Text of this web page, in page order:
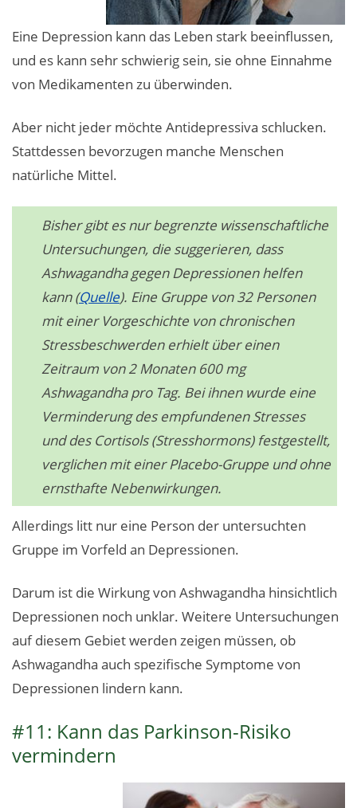
Eine Depression kann das Leben stark beeinflussen,
und es kann sehr schwierig sein, sie ohne Einnahme
von Medikamenten zu überwinden.
Aber nicht jeder möchte Antidepressiva schlucken.
Stattdessen bevorzugen manche Menschen
natürliche Mittel.
Bisher gibt es nur begrenzte wissenschaftliche
Untersuchungen, die suggerieren, dass
Ashwagandha gegen Depressionen helfen
kann (Quelle). Eine Gruppe von 32 Personen
mit einer Vorgeschichte von chronischen
Stressbeschwerden erhielt über einen
Zeitraum von 2 Monaten 600 mg
Ashwagandha pro Tag. Bei ihnen wurde eine
Verminderung des empfundenen Stresses
und des Cortisols (Stresshormons) festgestellt,
verglichen mit einer Placebo-Gruppe und ohne
ernsthafte Nebenwirkungen.
Allerdings litt nur eine Person der untersuchten
Gruppe im Vorfeld an Depressionen.
Darum ist die Wirkung von Ashwagandha hinsichtlich
Depressionen noch unklar. Weitere Untersuchungen
auf diesem Gebiet werden zeigen müssen, ob
Ashwagandha auch spezifische Symptome von
Depressionen lindern kann.
#11: Kann das Parkinson-Risiko
vermindern